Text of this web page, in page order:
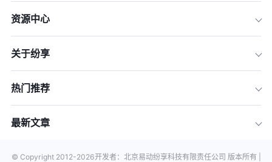
资源中心
关于纷享
热门推荐
最新文章
© Copyright 2012-2026开发者：北京易动纷享科技有限责任公司 版本所有 |